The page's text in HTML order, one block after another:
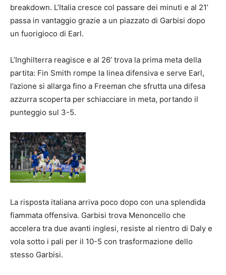
breakdown. L’Italia cresce col passare dei minuti e al 21’
passa in vantaggio grazie a un piazzato di Garbisi dopo
un fuorigioco di Earl.
L’Inghilterra reagisce e al 26’ trova la prima meta della
partita: Fin Smith rompe la linea difensiva e serve Earl,
l’azione si allarga fino a Freeman che sfrutta una difesa
azzurra scoperta per schiacciare in meta, portando il
punteggio sul 3-5.
La risposta italiana arriva poco dopo con una splendida
fiammata offensiva. Garbisi trova Menoncello che
accelera tra due avanti inglesi, resiste al rientro di Daly e
vola sotto i pali per il 10-5 con trasformazione dello
stesso Garbisi.